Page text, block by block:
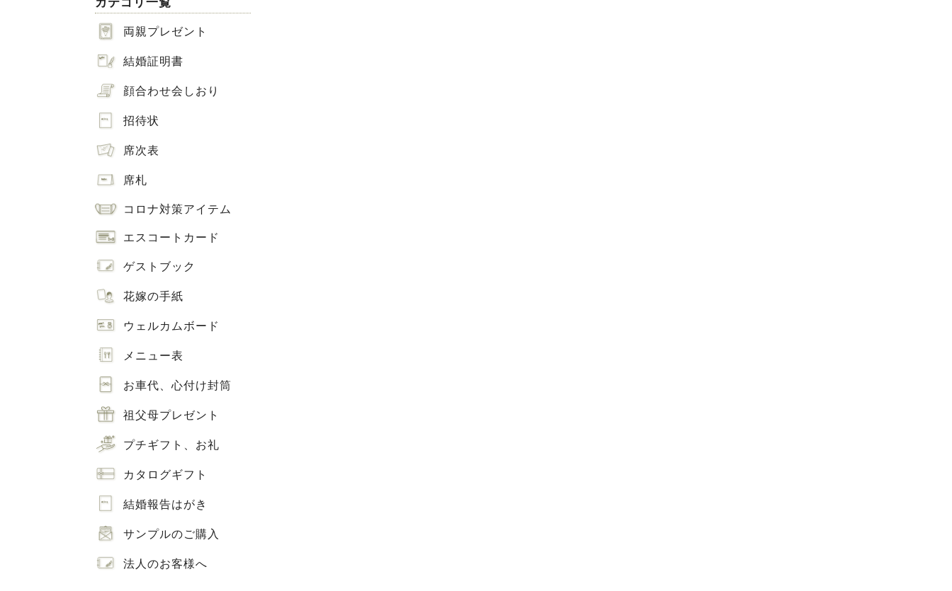
両親プレゼント
結婚証明書
顔合わせ会しおり
招待状
席次表
席札
コロナ対策アイテム
エスコートカード
ゲストブック
花嫁の手紙
ウェルカムボード
メニュー表
お車代、心付け封筒
祖父母プレゼント
プチギフト、お礼
カタログギフト
結婚報告はがき
サンプルのご購入
法人のお客様へ